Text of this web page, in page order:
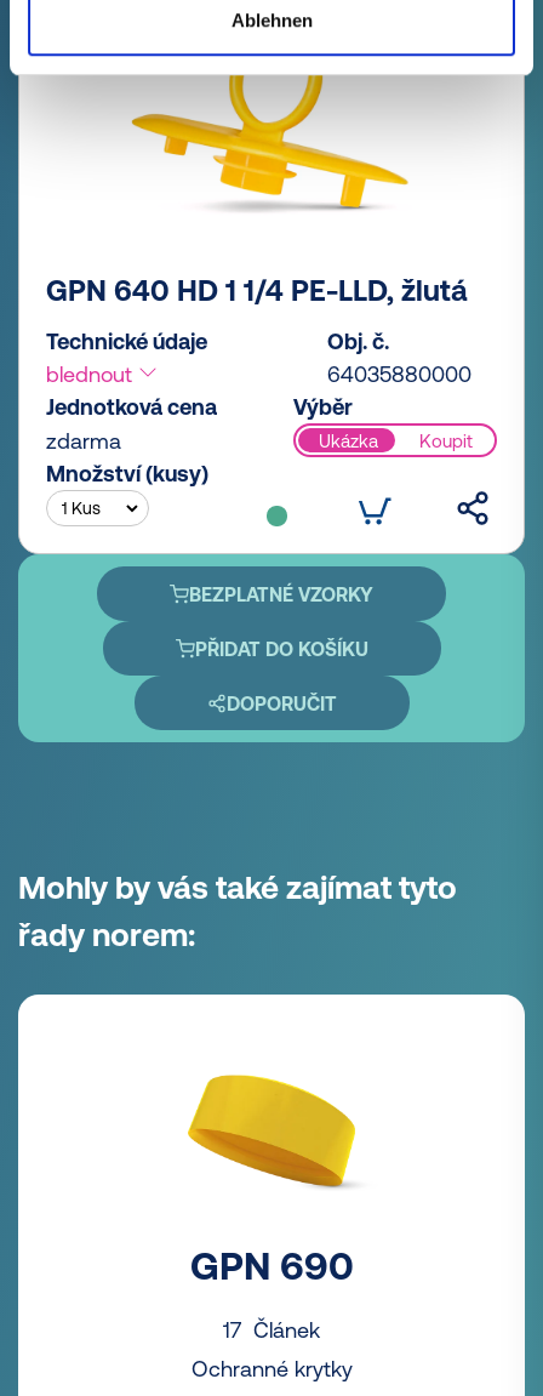
Ablehnen
GPN 640 HD 1 1/4 PE-LLD, žlutá
Technické údaje
blednout
Obj. č.
64035880000
Jednotková cena
zdarma
Výběr
Ukázka Koupit
Množství (kusy)
BEZPLATNÉ VZORKY
PŘIDAT DO KOŠÍKU
DOPORUČIT
Mohly by vás také zajímat tyto
řady norem:
GPN 690
17 Článek
Ochranné krytky